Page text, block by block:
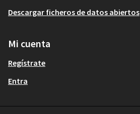
Descargar ficheros de datos abiertos
Mi cuenta
Regístrate
Entra